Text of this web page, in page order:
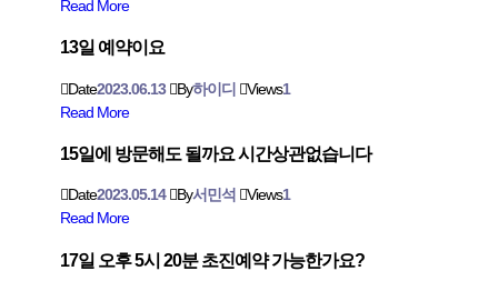
Read More
13일 예약이요
Date2023.06.13 By하이디 Views1
Read More
15일에 방문해도 될까요 시간상관없습니다
Date2023.05.14 By서민석 Views1
Read More
17일 오후 5시 20분 초진예약 가능한가요?